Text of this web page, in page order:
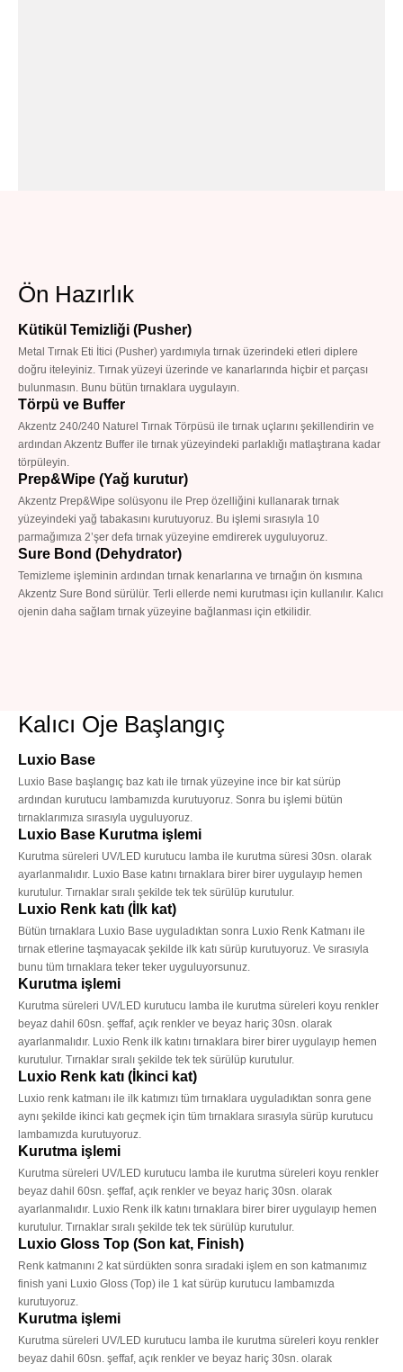
Ön Hazırlık
Kütikül Temizliği (Pusher)
Metal Tırnak Eti İtici (Pusher) yardımıyla tırnak üzerindeki etleri diplere
doğru iteleyiniz. Tırnak yüzeyi üzerinde ve kanarlarında hiçbir et parçası
bulunmasın. Bunu bütün tırnaklara uygulayın.
Törpü ve Buffer
Akzentz 240/240 Naturel Tırnak Törpüsü ile tırnak uçlarını şekillendirin ve
ardından Akzentz Buffer ile tırnak yüzeyindeki parlaklığı matlaştırana kadar
törpüleyin.
Prep&Wipe (Yağ kurutur)
Akzentz Prep&Wipe solüsyonu ile Prep özelliğini kullanarak tırnak
yüzeyindeki yağ tabakasını kurutuyoruz. Bu işlemi sırasıyla 10
parmağımıza 2’şer defa tırnak yüzeyine emdirerek uyguluyoruz.
Sure Bond (Dehydrator)
Temizleme işleminin ardından tırnak kenarlarına ve tırnağın ön kısmına
Akzentz Sure Bond sürülür. Terli ellerde nemi kurutması için kullanılır. Kalıcı
ojenin daha sağlam tırnak yüzeyine bağlanması için etkilidir.
Kalıcı Oje Başlangıç
Luxio Base
Luxio Base başlangıç baz katı ile tırnak yüzeyine ince bir kat sürüp
ardından kurutucu lambamızda kurutuyoruz. Sonra bu işlemi bütün
tırnaklarımıza sırasıyla uyguluyoruz.
Luxio Base Kurutma işlemi
Kurutma süreleri UV/LED kurutucu lamba ile kurutma süresi 30sn. olarak
ayarlanmalıdır. Luxio Base katını tırnaklara birer birer uygulayıp hemen
kurutulur. Tırnaklar sıralı şekilde tek tek sürülüp kurutulur.
Luxio Renk katı (İlk kat)
Bütün tırnaklara Luxio Base uyguladıktan sonra Luxio Renk Katmanı ile
tırnak etlerine taşmayacak şekilde ilk katı sürüp kurutuyoruz. Ve sırasıyla
bunu tüm tırnaklara teker teker uyguluyorsunuz.
Kurutma işlemi
Kurutma süreleri UV/LED kurutucu lamba ile kurutma süreleri koyu renkler
beyaz dahil 60sn. şeffaf, açık renkler ve beyaz hariç 30sn. olarak
ayarlanmalıdır. Luxio Renk ilk katını tırnaklara birer birer uygulayıp hemen
kurutulur. Tırnaklar sıralı şekilde tek tek sürülüp kurutulur.
Luxio Renk katı (İkinci kat)
Luxio renk katmanı ile ilk katımızı tüm tırnaklara uyguladıktan sonra gene
aynı şekilde ikinci katı geçmek için tüm tırnaklara sırasıyla sürüp kurutucu
lambamızda kurutuyoruz.
Kurutma işlemi
Kurutma süreleri UV/LED kurutucu lamba ile kurutma süreleri koyu renkler
beyaz dahil 60sn. şeffaf, açık renkler ve beyaz hariç 30sn. olarak
ayarlanmalıdır. Luxio Renk ilk katını tırnaklara birer birer uygulayıp hemen
kurutulur. Tırnaklar sıralı şekilde tek tek sürülüp kurutulur.
Luxio Gloss Top (Son kat, Finish)
Renk katmanını 2 kat sürdükten sonra sıradaki işlem en son katmanımız
finish yani Luxio Gloss (Top) ile 1 kat sürüp kurutucu lambamızda
kurutuyoruz.
Kurutma işlemi
Kurutma süreleri UV/LED kurutucu lamba ile kurutma süreleri koyu renkler
beyaz dahil 60sn. şeffaf, açık renkler ve beyaz hariç 30sn. olarak